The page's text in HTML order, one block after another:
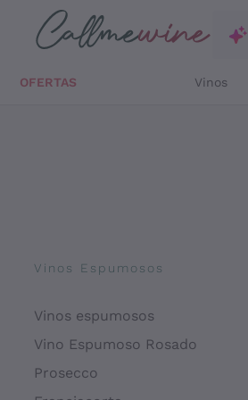
Saltar al contenido principal
OFERTAS Vinos
Vinos Espumosos
Vinos espumosos
Vino Espumoso Rosado
Prosecco